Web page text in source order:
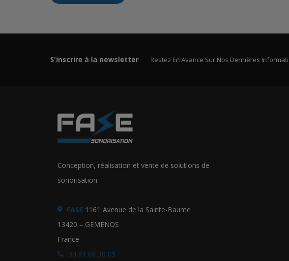
S'inscrire à la newsletter Restez En Avance Sur Nos Dernières
Conception, réalisation et vente de solutions de
sonorisation
FASE 1161 Avenue de la Sainte-Baume
13420 – GEMENOS
France
04 81 68 30 09